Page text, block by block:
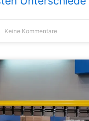
Keine Kommentare